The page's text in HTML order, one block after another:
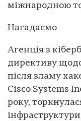
міжнародною
Нагадаємо
Агенція з
директиву
після зламу
Cisco Systems
року,